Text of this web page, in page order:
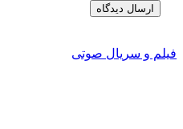
فیلم و سریال صوتی